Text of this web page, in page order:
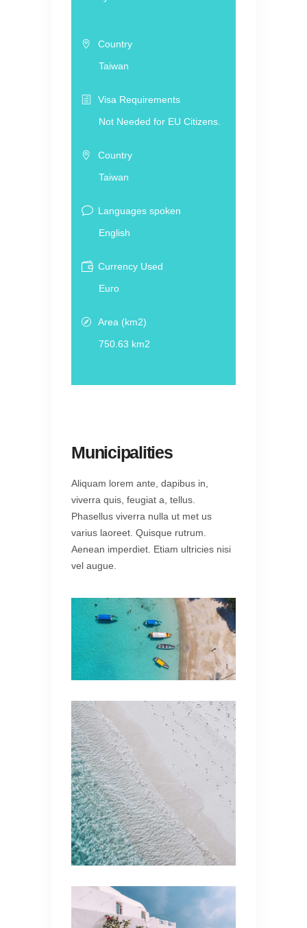
Country
Taiwan
Visa Requirements
Not Needed for EU Citizens.
Country
Taiwan
Languages spoken
English
Currency Used
Euro
Area (km2)
750.63 km2
Municipalities
Aliquam lorem ante, dapibus in,
viverra quis, feugiat a, tellus.
Phasellus viverra nulla ut met us
varius laoreet. Quisque rutrum.
Aenean imperdiet. Etiam ultricies nisi
vel augue.